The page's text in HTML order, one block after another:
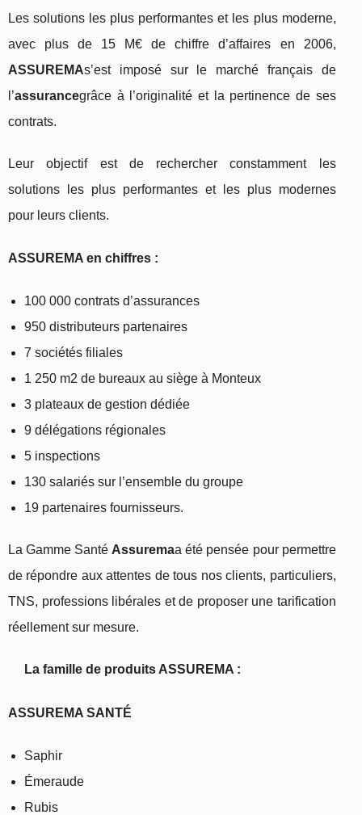
Les solutions les plus performantes et les plus moderne,
avec plus de 15 M€ de chiffre d’affaires en 2006,
ASSUREMAs’est imposé sur le marché français de
l’assurancegrâce à l’originalité et la pertinence de ses
contrats.
Leur objectif est de rechercher constamment les
solutions les plus performantes et les plus modernes
pour leurs clients.
ASSUREMA en chiffres :
100 000 contrats d’assurances
950 distributeurs partenaires
7 sociétés filiales
1 250 m2 de bureaux au siège à Monteux
3 plateaux de gestion dédiée
9 délégations régionales
5 inspections
130 salariés sur l’ensemble du groupe
19 partenaires fournisseurs.
La Gamme Santé Assuremaa été pensée pour permettre
de répondre aux attentes de tous nos clients, particuliers,
TNS, professions libérales et de proposer une tarification
réellement sur mesure.
La famille de produits ASSUREMA :
ASSUREMA SANTÉ
Saphir
Émeraude
Rubis